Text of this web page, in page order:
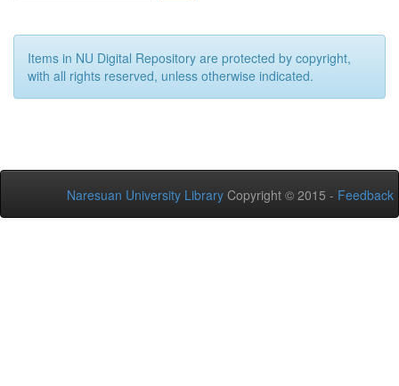
Items in NU Digital Repository are protected by copyright,
with all rights reserved, unless otherwise indicated.
Naresuan University Library Copyright © 2015 - Feedback